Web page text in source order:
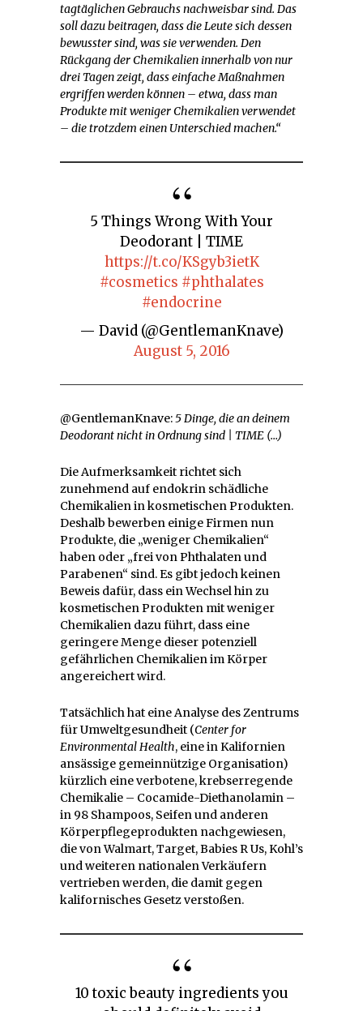
tagtäglichen Gebrauchs nachweisbar sind. Das
soll dazu beitragen, dass die Leute sich dessen
bewusster sind, was sie verwenden. Den
Rückgang der Chemikalien innerhalb von nur
drei Tagen zeigt, dass einfache Maßnahmen
ergriffen werden können – etwa, dass man
Produkte mit weniger Chemikalien verwendet
– die trotzdem einen Unterschied machen.“
5 Things Wrong With Your
Deodorant | TIME
https://t.co/KSgyb3ietK
#cosmetics #phthalates
#endocrine
— David (@GentlemanKnave)
August 5, 2016
@GentlemanKnave:5 Dinge, die an deinem
Deodorant nicht in Ordnung sind | TIME (…)
Die Aufmerksamkeit richtet sich
zunehmend auf endokrin schädliche
Chemikalien in kosmetischen Produkten.
Deshalb bewerben einige Firmen nun
Produkte, die „weniger Chemikalien“
haben oder „frei von Phthalaten und
Parabenen“ sind. Es gibt jedoch keinen
Beweis dafür, dass ein Wechsel hin zu
kosmetischen Produkten mit weniger
Chemikalien dazu führt, dass eine
geringere Menge dieser potenziell
gefährlichen Chemikalien im Körper
angereichert wird.
Tatsächlich hat eine Analyse des Zentrums
für Umweltgesundheit (Center for
Environmental Health, eine in Kalifornien
ansässige gemeinnützige Organisation)
kürzlich eine verbotene, krebserregende
Chemikalie – Cocamide-Diethanolamin –
in 98 Shampoos, Seifen und anderen
Körperpflegeprodukten nachgewiesen,
die von Walmart, Target, Babies R Us, Kohl’s
und weiteren nationalen Verkäufern
vertrieben werden, die damit gegen
kalifornisches Gesetz verstoßen.
10 toxic beauty ingredients you